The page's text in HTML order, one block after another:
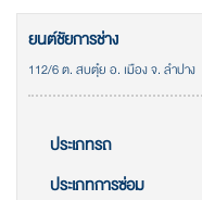
ยนต์ชัยการช่าง
112/6 ต. สบตุ๋ย อ. เมือง จ. ลำปาง
ประเภทรถ
ประเภทการซ่อม